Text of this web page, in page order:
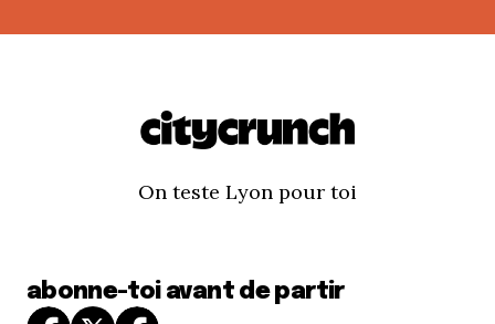
On teste Lyon pour toi
abonne-toi avant de partir